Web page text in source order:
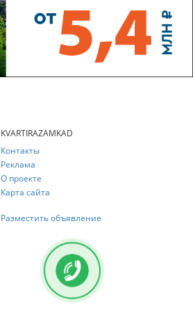
KVARTIRAZAMKAD
Контакты
Реклама
О проекте
Карта сайта
Разместить объявление